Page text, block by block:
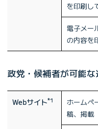
を印刷し
電子メー
の内容を
政党・候補者が可能
Webサイト*1
ホームペ
稿、掲載